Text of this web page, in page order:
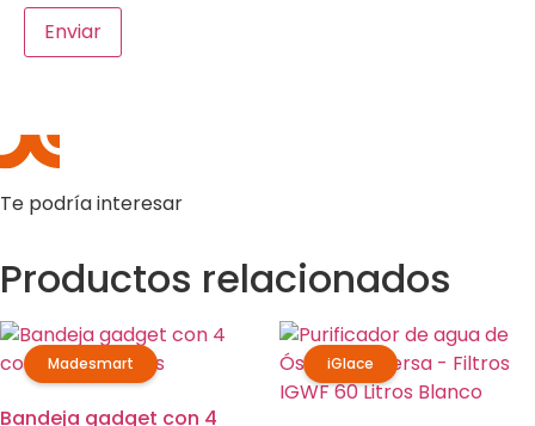
Te podría interesar
Productos relacionados
Madesmart
Bandeja gadget con 4
iGlace